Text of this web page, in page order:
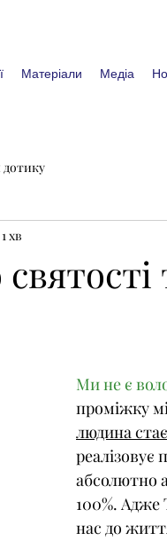
Матеріали Медіа
дотику
хв
Ми не є
проміжку
людина стає
абсолютно
100%. Адже
нас до